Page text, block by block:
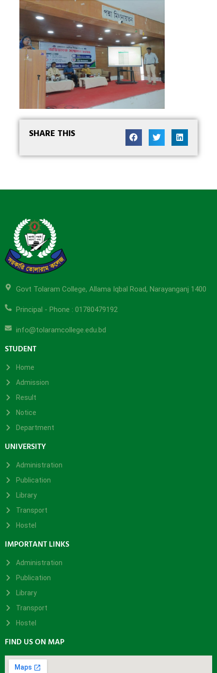
SHARE THIS
Govt Tolaram College, Allama Iqbal Road, Narayanganj 1400
Principal - Phone : 01780479192
info@tolaramcollege.edu.bd
STUDENT
Home
Admission
Result
Notice
Department
UNIVERSITY
Administration
Publication
Library
Transport
Hostel
IMPORTANT LINKS
Administration
Publication
Library
Transport
Hostel
FIND US ON MAP